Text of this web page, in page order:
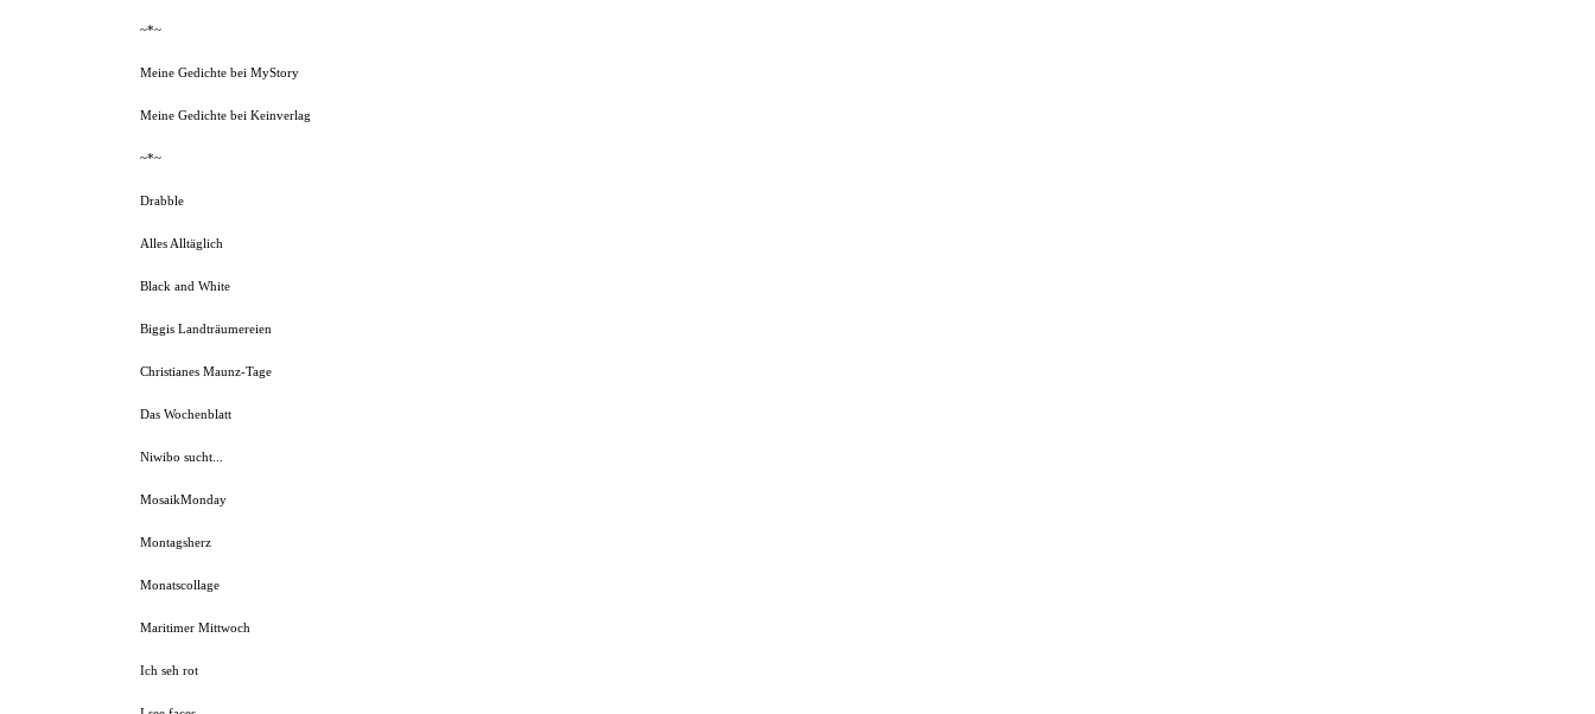
~*~
Meine Gedichte bei MyStory
Meine Gedichte bei Keinverlag
~*~
Drabble
Alles Alltäglich
Black and White
Biggis Landträumereien
Christianes Maunz-Tage
Das Wochenblatt
Niwibo sucht...
MosaikMonday
Montagsherz
Monatscollage
Maritimer Mittwoch
Ich seh rot